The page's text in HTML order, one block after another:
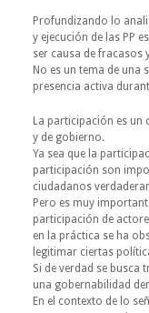
Profundizando lo
y ejecución de las PP
ser causa de fracasos
No es un tema de
presencia activa
La participación es
y de gobierno.
Ya sea que la
participación son
ciudadanos
Pero es muy
participación de
en la práctica se ha
legitimar ciertas
Si de verdad se
una gobernabilidad
En el contexto de lo